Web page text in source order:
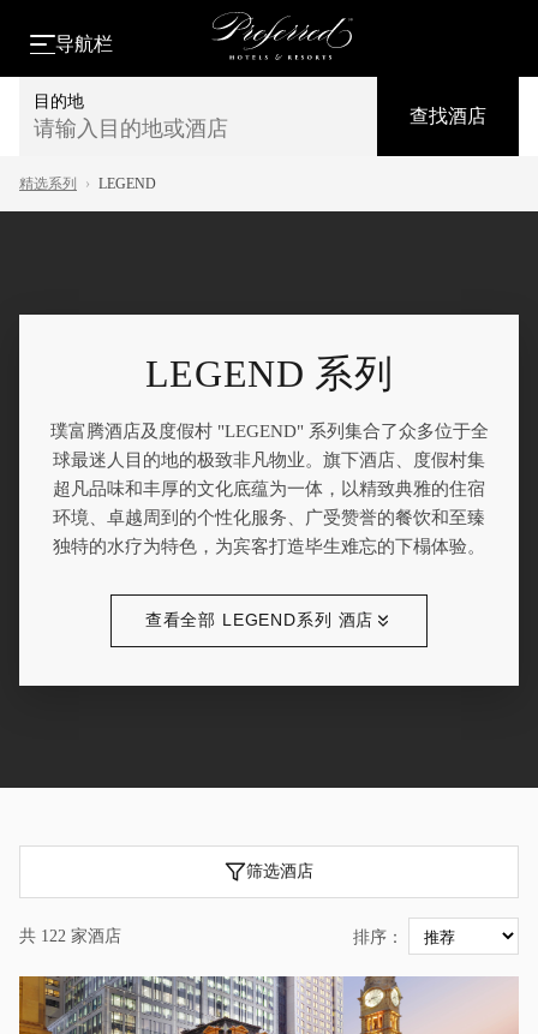
导航栏
目的地
请输入目的地或酒店
查找酒店
精选系列 › LEGEND
LEGEND 系列
璞富腾酒店及度假村 "LEGEND" 系列集合了众多位于全
球最迷人目的地的极致非凡物业。旗下酒店、度假村集
超凡品味和丰厚的文化底蕴为一体，以精致典雅的住宿
环境、卓越周到的个性化服务、广受赞誉的餐饮和至臻
独特的水疗为特色，为宾客打造毕生难忘的下榻体验。
查看全部 LEGEND系列 酒店
筛选酒店
共 122 家酒店 排序：